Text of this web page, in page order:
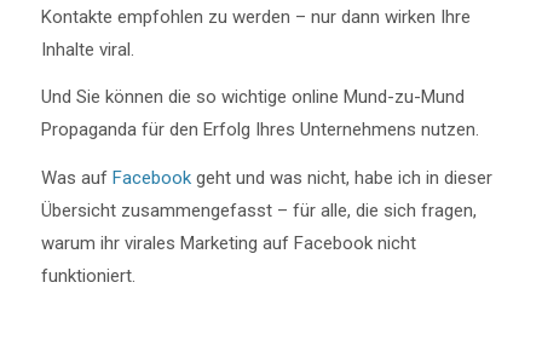
Kontakte empfohlen zu werden – nur dann wirken Ihre
Inhalte viral.
Und Sie können die so wichtige online Mund-zu-Mund
Propaganda für den Erfolg Ihres Unternehmens nutzen.
Was auf Facebookgeht und was nicht, habe ich in dieser
Übersicht zusammengefasst – für alle, die sich fragen,
warum ihr virales Marketing auf Facebook nicht
funktioniert.